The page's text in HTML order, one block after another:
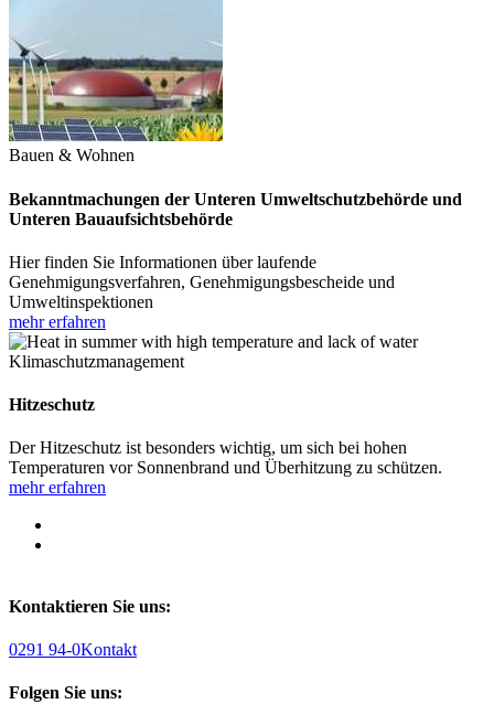
Bauen & Wohnen
Bekanntmachungen der Unteren Umweltschutzbehörde und
Unteren Bauaufsichtsbehörde
Hier finden Sie Informationen über laufende
Genehmigungsverfahren, Genehmigungsbescheide und
Umweltinspektionen
mehr erfahren
Klimaschutzmanagement
Hitzeschutz
Der Hitzeschutz ist besonders wichtig, um sich bei hohen
Temperaturen vor Sonnenbrand und Überhitzung zu schützen.
mehr erfahren
Kontaktieren Sie uns:
0291 94-0Kontakt
Folgen Sie uns: